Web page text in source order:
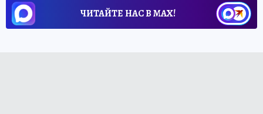
ЧИТАЙТЕ НАС В МАХ!